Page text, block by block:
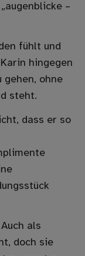
–
fühlt und
hingegen
gehen, ohne
steht.
dass er so
als
doch sie